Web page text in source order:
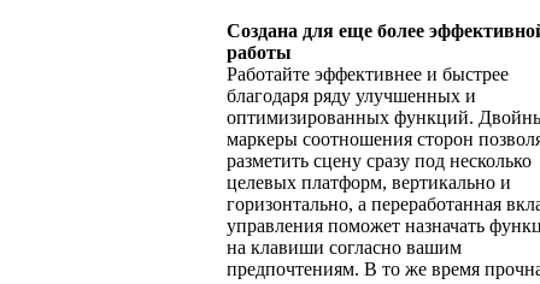
Создана для еще более
работы
Работайте эффективнее и быстрее
благодаря ряду улучшенных и
оптимизированных функций.
маркеры соотношения сторон
разметить сцену сразу под несколько
целевых платформ, вертикально и
горизонтально, а переработанная
управления поможет назначать
на клавиши согласно вашим
предпочтениям. В то же время